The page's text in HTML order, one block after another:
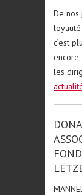
De nos
c’est
les